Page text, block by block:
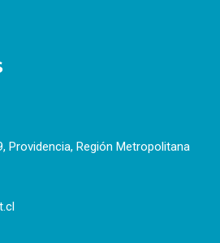
Providencia, Región Metropolitana